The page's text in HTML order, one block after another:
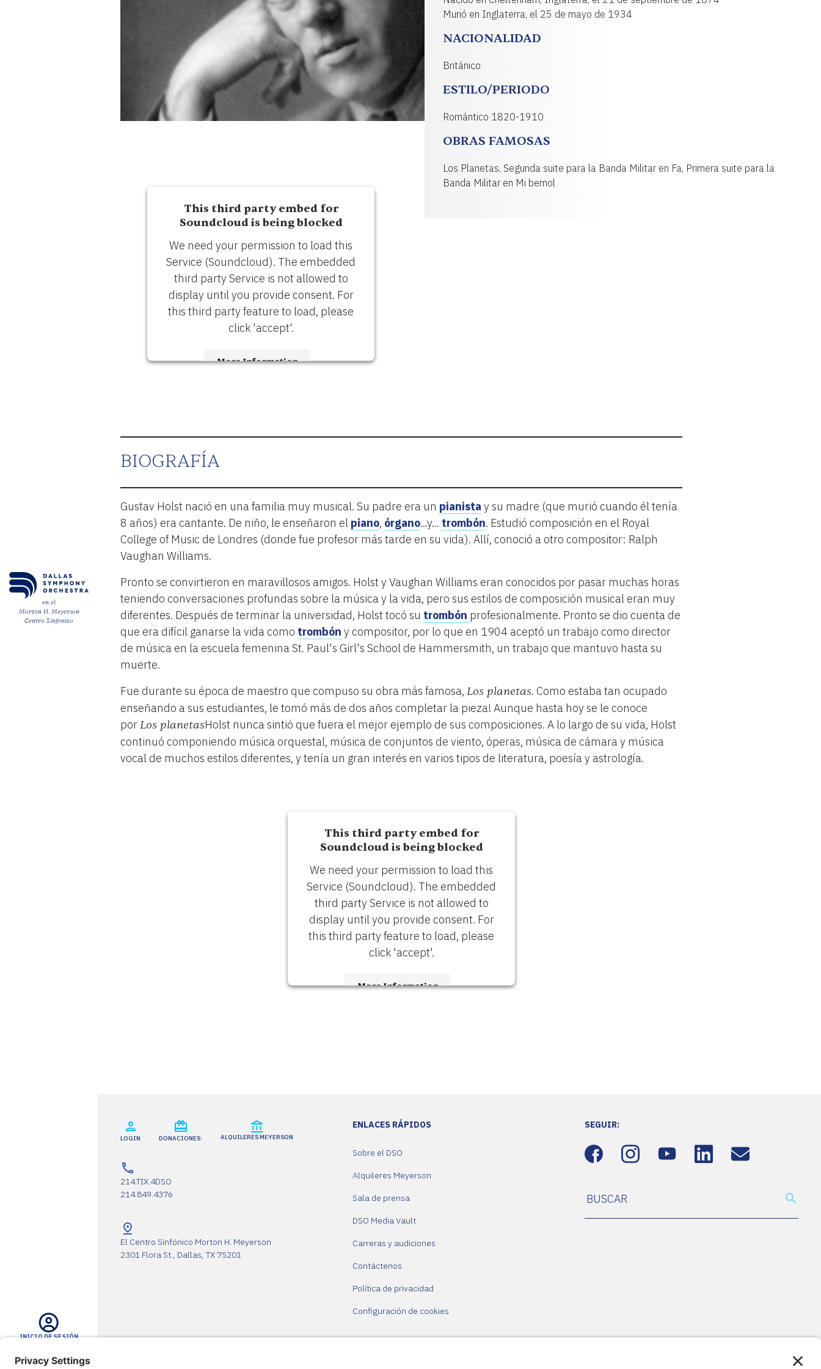
en el
Morton H. Meyerson
Centro Sinfónico
INICIO DE SESIÓN
Murió en Inglaterra, el 25 de mayo de 1934
NACIONALIDAD
Británico
ESTILO/PERIODO
Romántico 1820-1910
OBRAS FAMOSAS
Los Planetas, Segunda suite para la Banda Militar en Fa, Primera suite para la
Banda Militar en Mi bemol
This third party embed for
Soundcloud is being blocked
We need your permission to load this
Service (Soundcloud). The embedded
third party Service is not allowed to
display until you provide consent. For
this third party feature to load, please
click 'accept'.
More Information
Management Platform
BIOGRAFÍA
Gustav Holst nació en una familia muy musical. Su padre era un pianista y su madre (que murió cuando él tenía
8 años) era cantante. De niño, le enseñaron el piano, órgano...y... trombón. Estudió composición en el Royal
College of Music de Londres (donde fue profesor más tarde en su vida). Allí, conoció a otro compositor: Ralph
Vaughan Williams.
Pronto se convirtieron en maravillosos amigos. Holst y Vaughan Williams eran conocidos por pasar muchas horas
teniendo conversaciones profundas sobre la música y la vida, pero sus estilos de composición musical eran muy
diferentes. Después de terminar la universidad, Holst tocó su trombón profesionalmente. Pronto se dio cuenta de
que era difícil ganarse la vida como trombón y compositor, por lo que en 1904 aceptó un trabajo como director
de música en la escuela femenina St. Paul's Girl's School de Hammersmith, un trabajo que mantuvo hasta su
muerte.
Fue durante su época de maestro que compuso su obra más famosa, Los planetas. Como estaba tan ocupado
enseñando a sus estudiantes, le tomó más de dos años completar la pieza! Aunque hasta hoy se le conoce
porLos planetasHolst nunca sintió que fuera el mejor ejemplo de sus composiciones. A lo largo de su vida, Holst
continuó componiendo música orquestal, música de conjuntos de viento, óperas, música de cámara y música
vocal de muchos estilos diferentes, y tenía un gran interés en varios tipos de literatura, poesía y astrología.
This third party embed for
Soundcloud is being blocked
We need your permission to load this
Service (Soundcloud). The embedded
third party Service is not allowed to
display until you provide consent. For
this third party feature to load, please
click 'accept'.
More Information
LOGIN DONACIONES: ALQUILERES MEYERSON
214.TIX.4DSO
214.849.4376
El Centro Sinfónico Morton H. Meyerson
2301 Flora St., Dallas, TX 75201
ENLACES RÁPIDOS
Sobre el DSO
Alquileres Meyerson
Sala de prensa
DSO Media Vault
Carreras y audiciones
Contáctenos
Política de privacidad
Configuración de cookies
SEGUIR: